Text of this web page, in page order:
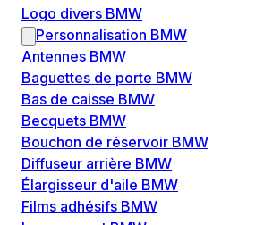
Logo divers BMW
Personnalisation BMW
Antennes BMW
Baguettes de porte BMW
Bas de caisse BMW
Becquets BMW
Bouchon de réservoir BMW
Diffuseur arrière BMW
Élargisseur d'aile BMW
Films adhésifs BMW